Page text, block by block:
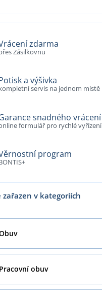
zdarma
Zásilkovnu
a výšivka
servis na jednom místě
snadného vrácení
formulář pro rychlé vyřízení
program
zařazen v kategoriích
Pracovní obuv